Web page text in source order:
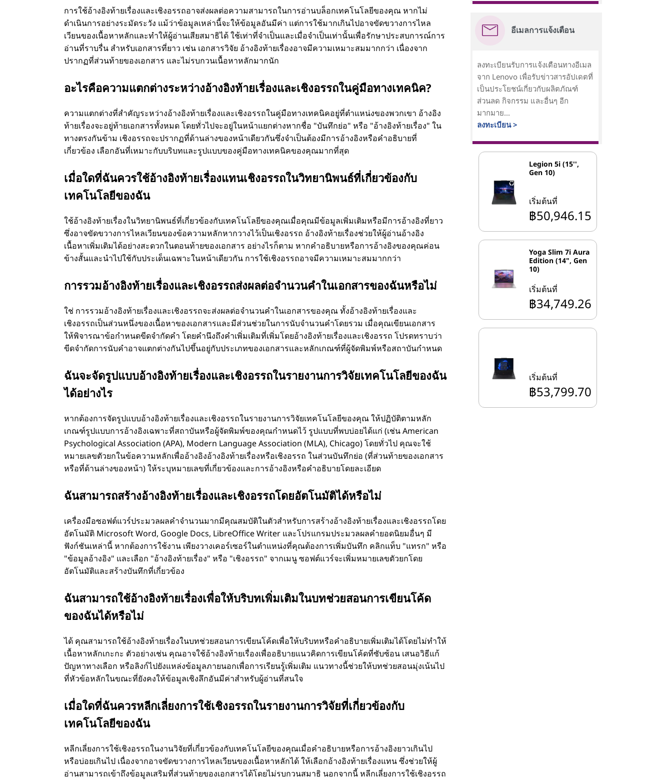
การใช้อ้างอิงท้ายเรื่องและเชิงอรรถอาจส่งผลต่อความสามารถในการอ่านบล็อกเทคโนโลยีของคุณ หากไม่
ดำเนินการอย่างระมัดระวัง แม้ว่าข้อมูลเหล่านี้จะให้ข้อมูลอันมีค่า แต่การใช้มากเกินไปอาจขัดขวางการไหล
เวียนของเนื้อหาหลักและทำให้ผู้อ่านเสียสมาธิได้ ใช้เท่าที่จำเป็นและเมื่อจำเป็นเท่านั้นเพื่อรักษาประสบการณ์การ
อ่านที่ราบรื่น สำหรับเอกสารที่ยาว เช่น เอกสารวิจัย อ้างอิงท้ายเรื่องอาจมีความเหมาะสมมากกว่า เนื่องจาก
ปรากฏที่ส่วนท้ายของเอกสาร และไม่รบกวนเนื้อหาหลักมากนัก
อะไรคือความแตกต่างระหว่างอ้างอิงท้ายเรื่องและเชิงอรรถในคู่มือทางเทคนิค?
ความแตกต่างที่สำคัญระหว่างอ้างอิงท้ายเรื่องและเชิงอรรถในคู่มือทางเทคนิคอยู่ที่ตำแหน่งของพวกเขา อ้างอิง
ท้ายเรื่องจะอยู่ท้ายเอกสารทั้งหมด โดยทั่วไปจะอยู่ในหน้าแยกต่างหากชื่อ "บันทึกย่อ" หรือ "อ้างอิงท้ายเรื่อง" ใน
ทางตรงกันข้าม เชิงอรรถจะปรากฏที่ด้านล่างของหน้าเดียวกันซึ่งจำเป็นต้องมีการอ้างอิงหรือคำอธิบายที่
เกี่ยวข้อง เลือกอันที่เหมาะกับบริบทและรูปแบบของคู่มือทางเทคนิคของคุณมากที่สุด
เมื่อใดที่ฉันควรใช้อ้างอิงท้ายเรื่องแทนเชิงอรรถในวิทยานิพนธ์ที่เกี่ยวข้องกับ
เทคโนโลยีของฉัน
ใช้อ้างอิงท้ายเรื่องในวิทยานิพนธ์ที่เกี่ยวข้องกับเทคโนโลยีของคุณเมื่อคุณมีข้อมูลเพิ่มเติมหรือมีการอ้างอิงที่ยาว
ซึ่งอาจขัดขวางการไหลเวียนของข้อความหลักหากวางไว้เป็นเชิงอรรถ อ้างอิงท้ายเรื่องช่วยให้ผู้อ่านอ้างอิง
เนื้อหาเพิ่มเติมได้อย่างสะดวกในตอนท้ายของเอกสาร อย่างไรก็ตาม หากคำอธิบายหรือการอ้างอิงของคุณค่อน
ข้างสั้นและนำไปใช้กับประเด็นเฉพาะในหน้าเดียวกัน การใช้เชิงอรรถอาจมีความเหมาะสมมากกว่า
การรวมอ้างอิงท้ายเรื่องและเชิงอรรถส่งผลต่อจำนวนคำในเอกสารของฉันหรือไม่
ใช่ การรวมอ้างอิงท้ายเรื่องและเชิงอรรถจะส่งผลต่อจำนวนคำในเอกสารของคุณ ทั้งอ้างอิงท้ายเรื่องและ
เชิงอรรถเป็นส่วนหนึ่งของเนื้อหาของเอกสารและมีส่วนช่วยในการนับจำนวนคำโดยรวม เมื่อคุณเขียนเอกสาร
ให้พิจารณาข้อกำหนดขีดจำกัดคำ โดยคำนึงถึงคำเพิ่มเติมที่เพิ่มโดยอ้างอิงท้ายเรื่องและเชิงอรรถ โปรดทราบว่า
ขีดจำกัดการนับคำอาจแตกต่างกันไปขึ้นอยู่กับประเภทของเอกสารและหลักเกณฑ์ที่ผู้จัดพิมพ์หรือสถาบันกำหนด
ฉันจะจัดรูปแบบอ้างอิงท้ายเรื่องและเชิงอรรถในรายงานการวิจัยเทคโนโลยีของฉัน
ได้อย่างไร
หากต้องการจัดรูปแบบอ้างอิงท้ายเรื่องและเชิงอรรถในรายงานการวิจัยเทคโนโลยีของคุณ ให้ปฏิบัติตามหลัก
เกณฑ์รูปแบบการอ้างอิงเฉพาะที่สถาบันหรือผู้จัดพิมพ์ของคุณกำหนดไว้ รูปแบบที่พบบ่อยได้แก่ (เช่น American
Psychological Association (APA), Modern Language Association (MLA), Chicago) โดยทั่วไป คุณจะใช้
หมายเลขตัวยกในข้อความหลักเพื่ออ้างอิงอ้างอิงท้ายเรื่องหรือเชิงอรรถ ในส่วนบันทึกย่อ (ที่ส่วนท้ายของเอกสาร
หรือที่ด้านล่างของหน้า) ให้ระบุหมายเลขที่เกี่ยวข้องและการอ้างอิงหรือคำอธิบายโดยละเอียด
ฉันสามารถสร้างอ้างอิงท้ายเรื่องและเชิงอรรถโดยอัตโนมัติได้หรือไม่
เครื่องมือซอฟต์แวร์ประมวลผลคำจำนวนมากมีคุณสมบัติในตัวสำหรับการสร้างอ้างอิงท้ายเรื่องและเชิงอรรถโดย
อัตโนมัติ Microsoft Word, Google Docs, LibreOffice Writer และโปรแกรมประมวลผลคำยอดนิยมอื่นๆ มี
ฟังก์ชันเหล่านี้ หากต้องการใช้งาน เพียงวางเคอร์เซอร์ในตำแหน่งที่คุณต้องการเพิ่มบันทึก คลิกแท็บ "แทรก" หรือ
"ข้อมูลอ้างอิง" และเลือก "อ้างอิงท้ายเรื่อง" หรือ "เชิงอรรถ" จากเมนู ซอฟต์แวร์จะเพิ่มหมายเลขตัวยกโดย
อัตโนมัติและสร้างบันทึกที่เกี่ยวข้อง
ฉันสามารถใช้อ้างอิงท้ายเรื่องเพื่อให้บริบทเพิ่มเติมในบทช่วยสอนการเขียนโค้ด
ของฉันได้หรือไม่
ได้ คุณสามารถใช้อ้างอิงท้ายเรื่องในบทช่วยสอนการเขียนโค้ดเพื่อให้บริบทหรือคำอธิบายเพิ่มเติมได้โดยไม่ทำให้
เนื้อหาหลักเกะกะ ตัวอย่างเช่น คุณอาจใช้อ้างอิงท้ายเรื่องเพื่ออธิบายแนวคิดการเขียนโค้ดที่ซับซ้อน เสนอวิธีแก้
ปัญหาทางเลือก หรือลิงก์ไปยังแหล่งข้อมูลภายนอกเพื่อการเรียนรู้เพิ่มเติม แนวทางนี้ช่วยให้บทช่วยสอนมุ่งเน้นไป
ที่หัวข้อหลักในขณะที่ยังคงให้ข้อมูลเชิงลึกอันมีค่าสำหรับผู้อ่านที่สนใจ
เมื่อใดที่ฉันควรหลีกเลี่ยงการใช้เชิงอรรถในรายงานการวิจัยที่เกี่ยวข้องกับ
เทคโนโลยีของฉัน
หลีกเลี่ยงการใช้เชิงอรรถในงานวิจัยที่เกี่ยวข้องกับเทคโนโลยีของคุณเมื่อคำอธิบายหรือการอ้างอิงยาวเกินไป
หรือบ่อยเกินไป เนื่องจากอาจขัดขวางการไหลเวียนของเนื้อหาหลักได้ ให้เลือกอ้างอิงท้ายเรื่องแทน ซึ่งช่วยให้ผู้
อ่านสามารถเข้าถึงข้อมูลเสริมที่ส่วนท้ายของเอกสารได้โดยไม่รบกวนสมาธิ นอกจากนี้ หลีกเลี่ยงการใช้เชิงอรรถ
อีเมลการแจ้งเตือน
ลงทะเบียนรับการแจ้งเตือนทางอีเมล
จาก Lenovo เพื่อรับข่าวสารอัปเดตที่
เป็นประโยชน์เกี่ยวกับผลิตภัณฑ์
ส่วนลด กิจกรรม และอื่นๆ อีก
มากมาย...
ลงทะเบียน >
Legion 5i (15'',
Gen 10)
เริ่มต้นที่
฿50,946.15
Yoga Slim 7i Aura
Edition (14", Gen
10)
เริ่มต้นที่
฿34,749.26
เริ่มต้นที่
฿53,799.70